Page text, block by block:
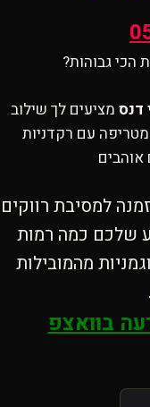
הכי גבוהות?
דנס מציעים לך שילוב
מטריפה עם רקדניות
אוהבים
למסיבת רווקים
שלכם כמה רמות
מהמובילות
בוואצפ